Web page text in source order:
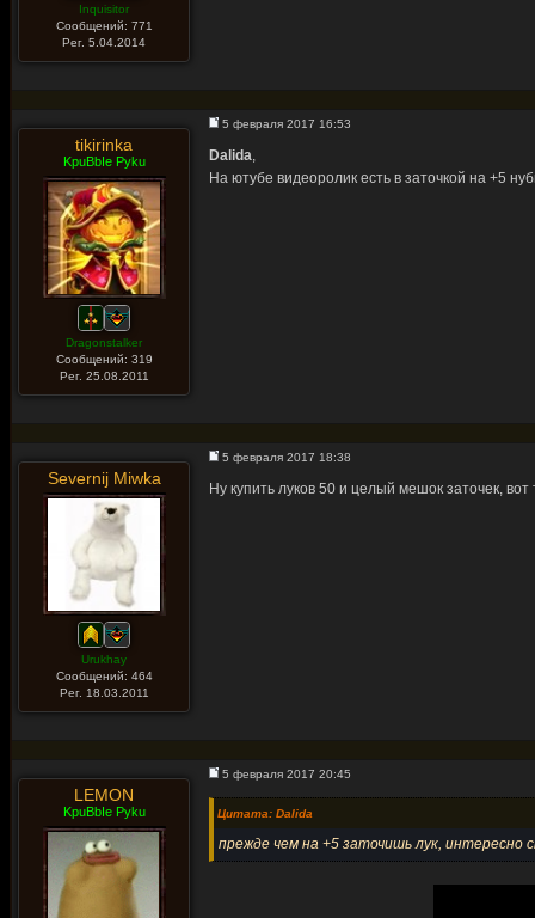
Inquisitor
Сообщений: 771
Рег. 5.04.2014
tikirinka
KpuBbIe Pyku
Dragonstalker
Сообщений: 319
Рег. 25.08.2011
5 февраля 2017 16:53
Dalida,
На ютубе видеоролик есть в заточкой на +5
Severnij Miwka
Urukhay
Сообщений: 464
Рег. 18.03.2011
5 февраля 2017 18:38
Ну купить луков 50 и целый мешок заточек,
LEMON
KpuBbIe Pyku
5 февраля 2017 20:45
Цитата: Dalida
прежде чем на +5 заточишь лук, интересно